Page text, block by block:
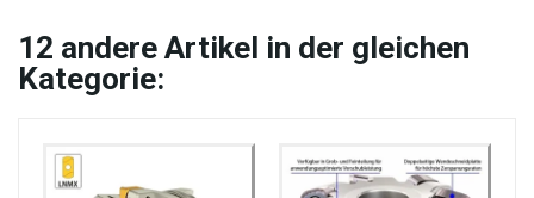
12 andere Artikel in der gleichen
Kategorie: